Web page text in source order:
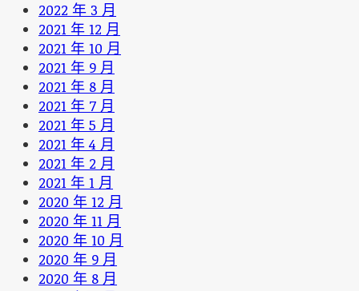
2022 年 3 月
2021 年 12 月
2021 年 10 月
2021 年 9 月
2021 年 8 月
2021 年 7 月
2021 年 5 月
2021 年 4 月
2021 年 2 月
2021 年 1 月
2020 年 12 月
2020 年 11 月
2020 年 10 月
2020 年 9 月
2020 年 8 月